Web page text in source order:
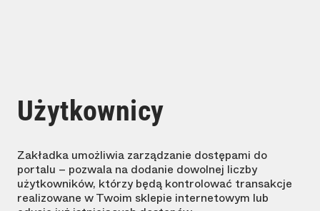
Użytkownicy
Zakładka umożliwia zarządzanie dostępami do
portalu – pozwala na dodanie dowolnej liczby
użytkowników, którzy będą kontrolować transakcje
realizowane w Twoim sklepie internetowym lub